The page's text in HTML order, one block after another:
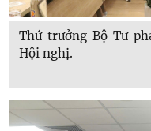
Thứ trưởng Bộ Tư
Hội nghị.